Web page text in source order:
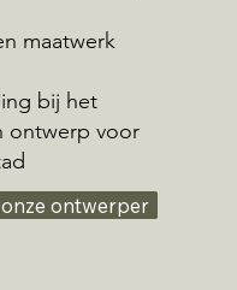
maatwerk
bij het
ontwerp voor
ontwerper